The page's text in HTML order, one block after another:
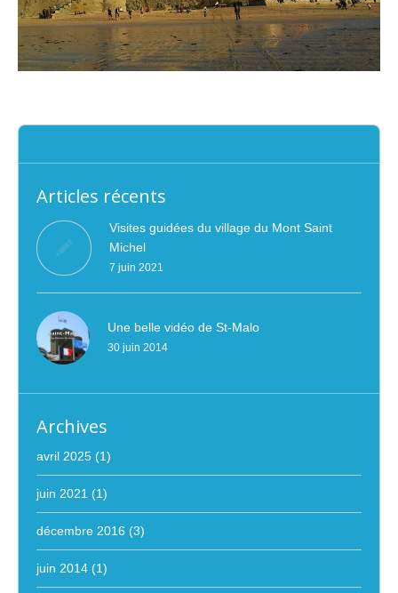
Articles récents
Visites guidées du village du Mont Saint
Michel
7 juin 2021
Une belle vidéo de St-Malo
30 juin 2014
Archives
avril 2025 (1)
juin 2021 (1)
décembre 2016 (3)
juin 2014 (1)